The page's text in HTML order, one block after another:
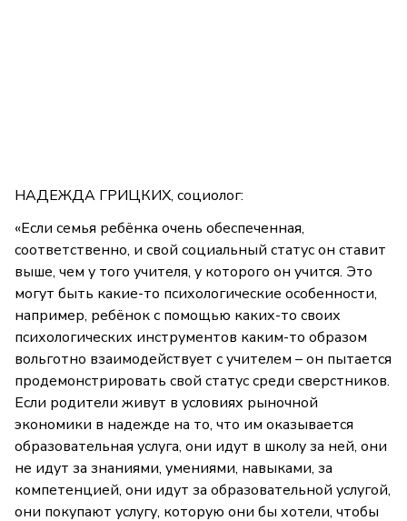
НАДЕЖДА ГРИЦКИХ, социолог:
«Если семья ребёнка очень обеспеченная,
соответственно, и свой социальный статус он ставит
выше, чем у того учителя, у которого он учится. Это
могут быть какие-то психологические особенности,
например, ребёнок с помощью каких-то своих
психологических инструментов каким-то образом
вольготно взаимодействует с учителем – он пытается
продемонстрировать свой статус среди сверстников.
Если родители живут в условиях рыночной
экономики в надежде на то, что им оказывается
образовательная услуга, они идут в школу за ней, они
не идут за знаниями, умениями, навыками, за
компетенцией, они идут за образовательной услугой,
они покупают услугу, которую они бы хотели, чтобы